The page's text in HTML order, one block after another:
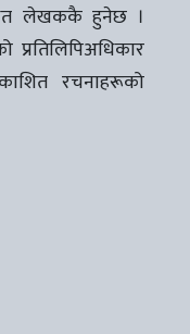
लेखककै हुनेछ ।
प्रतिलिपिअधिकार
रचनाहरूको